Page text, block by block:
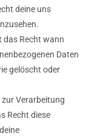
deine uns
das Recht wann
Daten
gelöscht oder
zur Verarbeitung
Recht diese